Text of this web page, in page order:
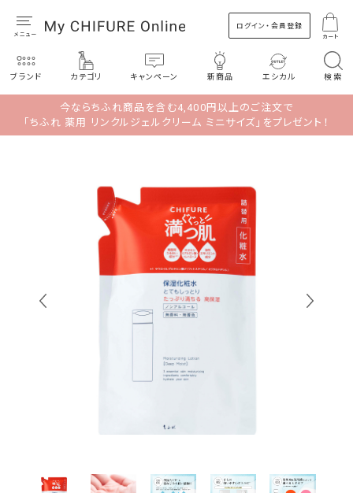
ログイン・会員登録
カート
ブランド カテゴリ キャンペーン 新商品 エシカル 検索
今ならちふれ商品を含む4,400円以上のご注文で
「ちふれ 薬用 リンクルジェルクリーム ミニサイズ」をプレゼント！